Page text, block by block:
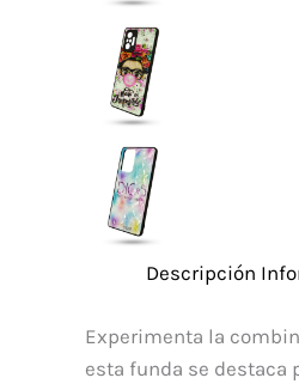
Descripción
Experimenta la
esta funda se destaca